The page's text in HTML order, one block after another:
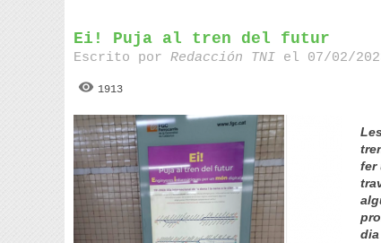
Ei! Puja al tren del futur
Escrito porRedacción TNI el 07/02/
1913
fer